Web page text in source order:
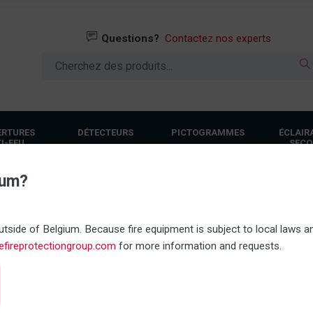
Questions? Contactez nos experts
FEU
DÉTECTEURS PICTOGRAMMES
Linergy Storm Outdoor
of Belgium. Because fire equipment is subject to local laws
for more information and requests.